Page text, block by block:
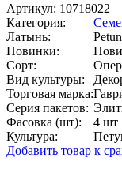
Артикул: 10718022
Категория:
Латынь:
Новинки:
Сорт:
Вид культуры:
Торговая марка:
Серия пакетов:
Фасовка (шт):
4 шт
Культура:
Добавить товар к